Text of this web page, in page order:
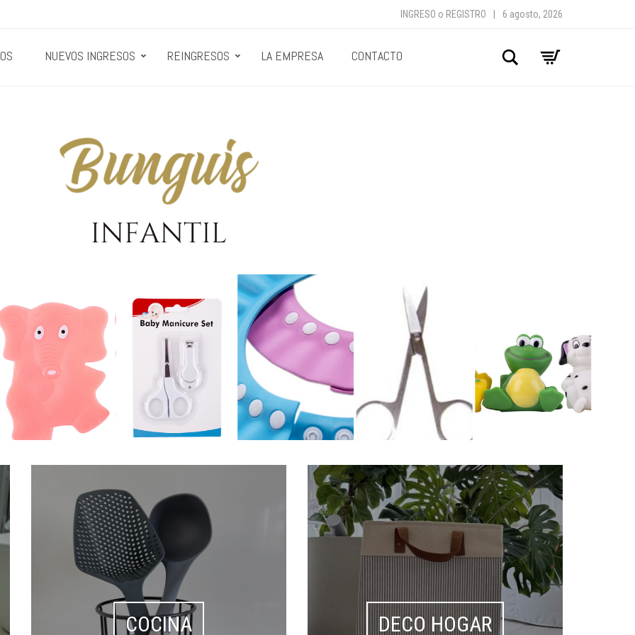
INGRESO o REGISTRO 6 agosto, 2026
NUEVOS INGRESOS REINGRESOS LA EMPRESA CONTACTO Buscar
COCINA DECO HOGAR